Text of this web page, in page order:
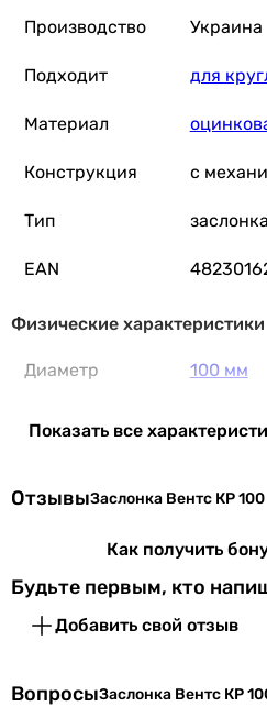
Производство Украина
Подходит для
Материал
Конструкция с
Тип заслонка
EAN
Физические характеристики
Диаметр 100 мм
Вес
Сообщите нам об этом!
носят ознакомительный
производителем без
ответственности за изменения,
Показать все
ОтзывыЗаслонка Вентс КР 100
Как получить
Будьте первым, кто
Добавить свой отзыв
ВопросыЗаслонка Вентс КР